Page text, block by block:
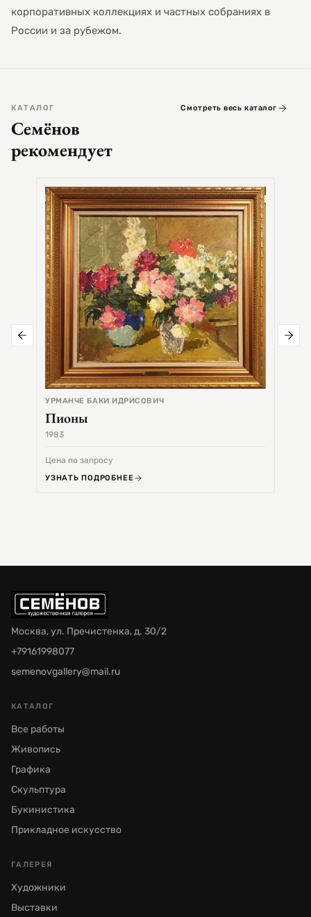
корпоративных коллекциях и частных собраниях в
России и за рубежом.
КАТАЛОГ
Семёнов
рекомендует
Смотреть весь каталог
УРМАНЧЕ БАКИ ИДРИСОВИЧ
Пионы
1983
Цена по запросу
УЗНАТЬ ПОДРОБНЕЕ
Москва, ул. Пречистенка, д. 30/2
+79161998077
semenovgallery@mail.ru
КАТАЛОГ
Все работы
Живопись
Графика
Скульптура
Букинистика
Прикладное искусство
ГАЛЕРЕЯ
Художники
Выставки